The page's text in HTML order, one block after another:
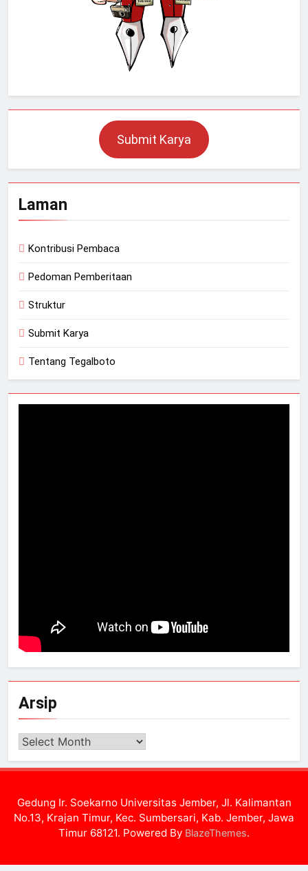
Submit Karya
Laman
Kontribusi Pembaca
Pedoman Pemberitaan
Struktur
Submit Karya
Tentang Tegalboto
Arsip
Arsip
Gedung Ir. Soekarno Universitas Jember, Jl. Kalimantan
No.13, Krajan Timur, Kec. Sumbersari, Kab. Jember, Jawa
Timur 68121. Powered By BlazeThemes.